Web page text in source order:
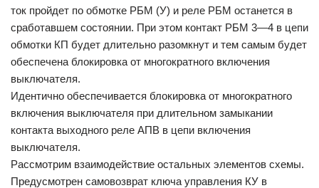
ток пройдет по обмотке РБМ (У) и реле РБМ останется в
сработавшем состоянии. При этом контакт РБМ 3—4 в цепи
обмотки КП будет длительно разомкнут и тем самым будет
обеспечена блокировка от многократного включения
выключателя.
Идентично обеспечивается блокировка от многократного
включения выключателя при длительном замыкании
контакта выходного реле АПВ в цепи включения
выключателя.
Рассмотрим взаимодействие остальных элементов схемы.
Предусмотрен самовозврат ключа управления КУ в